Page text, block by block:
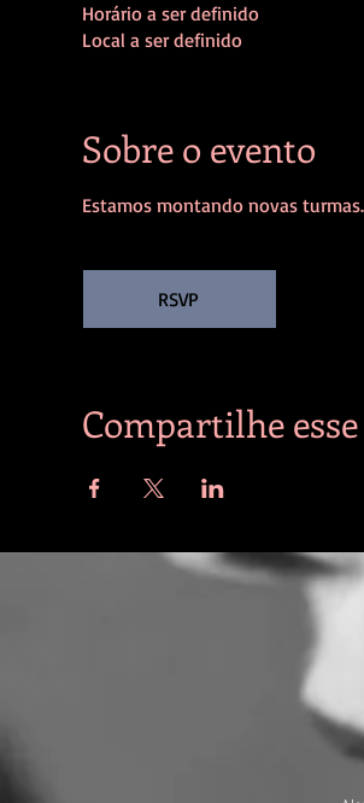
Horário a ser definido
Local a ser definido
Sobre o evento
Estamos montando novas
RSVP
Compartilhe